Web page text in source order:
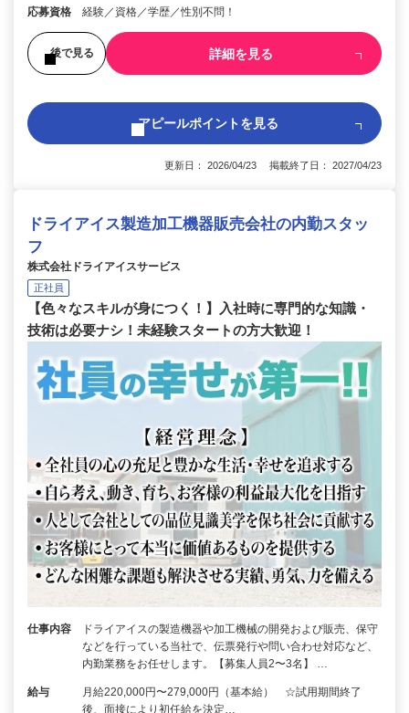
応募資格 経験／資格／学歴／性別不問！
後で見る 詳細を見る
アピールポイントを見る
更新日： 2026/04/23 掲載終了日： 2027/04/23
ドライアイス製造加工機器販売会社の内勤スタッ
フ
株式会社ドライアイスサービス
正社員
【色々なスキルが身につく！】入社時に専門的な知識・
技術は必要ナシ！未経験スタートの方大歓迎！
仕事内容
ドライアイスの製造機器や加工機械の開発および販売、保守
などを行っている当社で、伝票発行や問い合わせ対応など、
内勤業務をお任せします。【募集人員2〜3名】 …
給与
月給220,000円〜279,000円（基本給） ☆試用期間終了
後、面接により初任給を決定…